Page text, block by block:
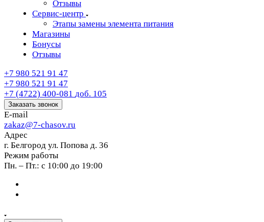
Отзывы
Сервис-центр
Этапы замены элемента питания
Магазины
Бонусы
Отзывы
+7 980 521 91 47
+7 980 521 91 47
+7 (4722) 400-081 доб. 105
Заказать звонок
E-mail
zakaz@7-chasov.ru
Адрес
г. Белгород ул. Попова д. 36
Режим работы
Пн. – Пт.: с 10:00 до 19:00